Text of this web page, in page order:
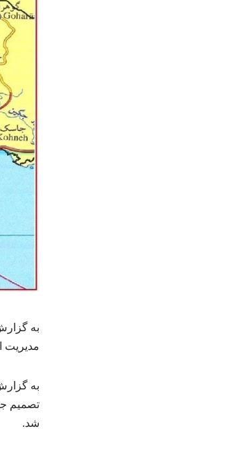
به
مدیریت
به
تصمیم
شد.